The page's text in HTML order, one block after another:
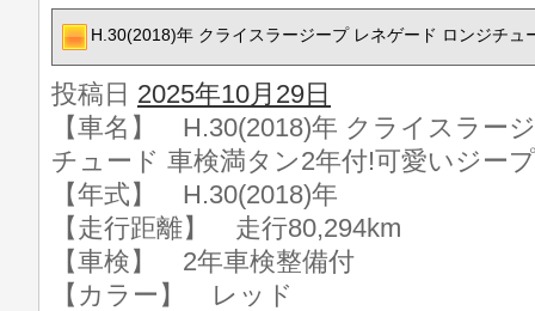
H.30(2018)年 クライスラージープ レネゲード ロンジチュ
投稿日 2025年10月29日
【車名】 H.30(2018)年 クライスラー
チュード 車検満タン2年付!可愛いジー
【年式】 H.30(2018)年
【走行距離】 走行80,294km
【車検】 2年車検整備付
【カラー】 レッド